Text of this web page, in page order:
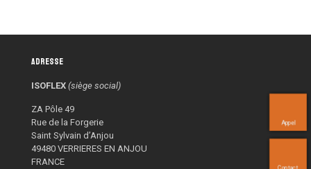
Adresse
ISOFLEX (siège social)
ZA Pôle 49
Rue de la Forgerie
Saint Sylvain d’Anjou
49480 VERRIERES EN ANJOU
FRANCE
Appel